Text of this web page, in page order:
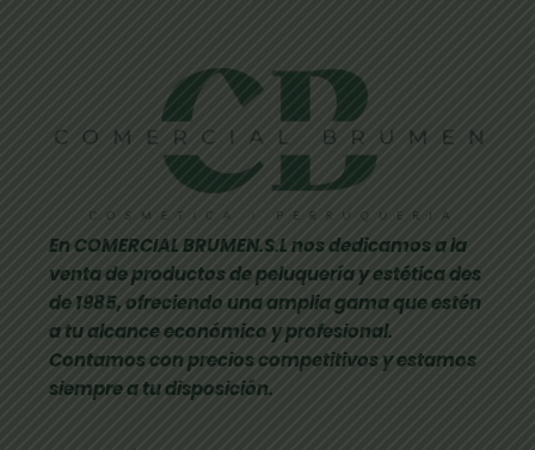
En COMERCIAL BRUMEN.S.L nos dedicamos a la
venta de productos de peluquería y estética des
de 1985, ofreciendo una amplia gama que estén
a tu alcance económico y profesional.
Contamos con precios competitivos y estamos
siempre a tu disposición.